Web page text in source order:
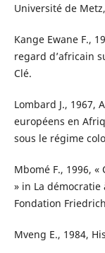
Université de
Kange Ewane F.,
regard d’africain
Clé.
Lombard J., 1967,
européens en
sous le régime
Mbomé F., 1996,
» in La démocratie
Fondation
Mveng E., 1984,